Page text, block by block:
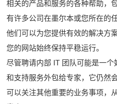
相关的产品和服务的各种帮助，
有许多公司在墨尔本或您所在的
他们可以为您提供有效的解决方
您的网站始终保持平稳运行。
尽管聘请内部 IT 团队可能是一
和支持服务外包给专家，它仍然
可以关注其他重要的业务事项，